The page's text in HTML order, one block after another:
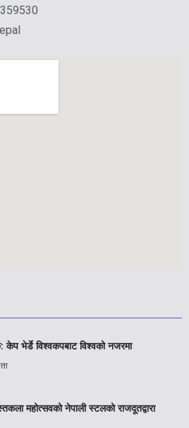
भेर्डे विश्वकपबाट विश्वको नजरमा
महोत्सवको नेपाली स्टलको राजदूतद्वारा